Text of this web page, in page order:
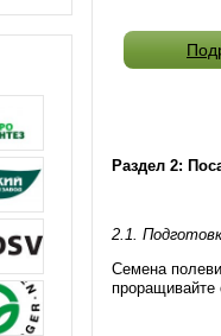
Раздел 2:
2.1.
Семена
проращивайте